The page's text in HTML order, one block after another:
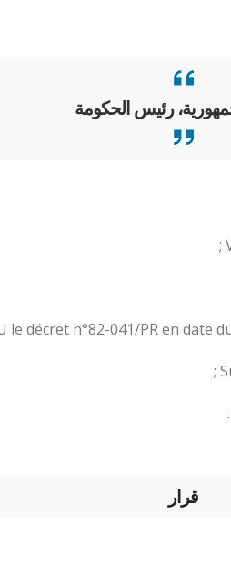
رئيس الحكومة
le décret n°82-041/PR en date
قرار